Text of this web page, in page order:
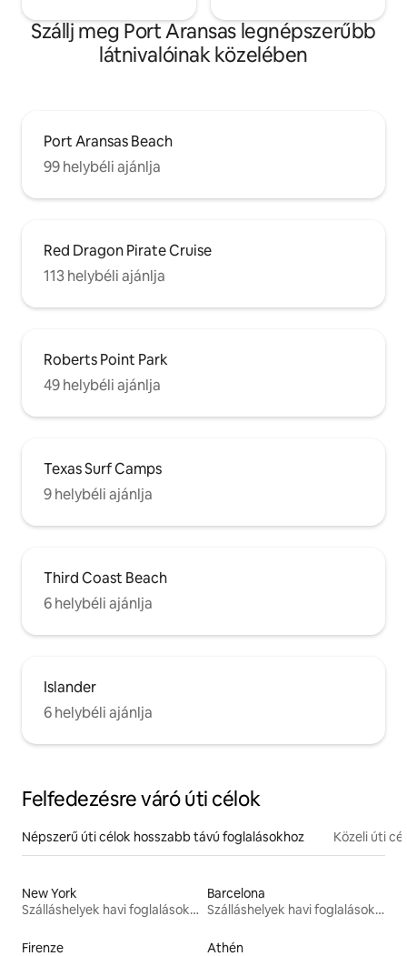
Szállj meg Port Aransas legnépszerűbb
látnivalóinak közelében
Port Aransas Beach
99 helybéli ajánlja
Red Dragon Pirate Cruise
113 helybéli ajánlja
Roberts Point Park
49 helybéli ajánlja
Texas Surf Camps
9 helybéli ajánlja
Third Coast Beach
6 helybéli ajánlja
Islander
6 helybéli ajánlja
Felfedezésre váró úti célok
Népszerű úti célok hosszabb távú foglalásokhoz Közeli úti
New York
Szálláshelyek havi foglalásokhoz
Barcelona
Szálláshelyek havi foglalásokhoz
Firenze Athén